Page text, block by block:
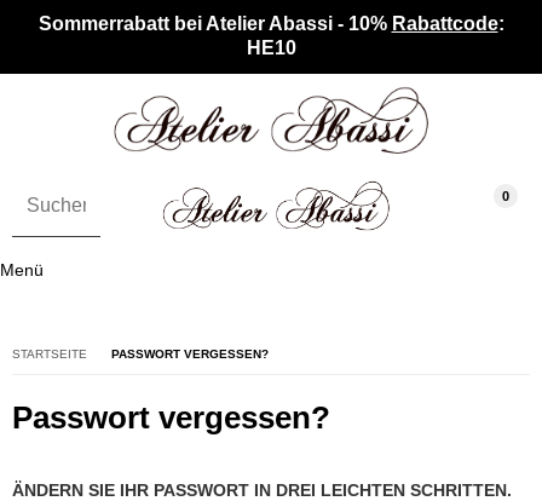
Sommerrabatt bei Atelier Abassi - 10% Rabattcode:
HE10
0
Menü
STARTSEITE PASSWORT VERGESSEN?
Passwort vergessen?
ÄNDERN SIE IHR PASSWORT IN DREI LEICHTEN SCHRITTEN.